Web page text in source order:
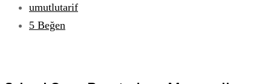
umutlutarif
5 Beğen